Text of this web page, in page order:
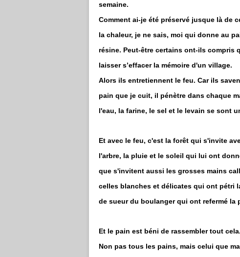
semaine.
Comment ai-je été préservé jusque là de
la chaleur, je ne sais, moi qui donne au
résine. Peut-être certains ont-ils compris
laisser s’effacer la mémoire d'un village.
Alors ils entretiennent le feu. Car ils
pain que je cuit, il pénètre dans chaque
l'eau, la farine, le sel et le levain se sont
Et avec le feu, c'est la forêt qui s'invite
l'arbre, la pluie et le soleil qui lui ont
que s'invitent aussi les grosses mains
celles blanches et délicates qui ont pétri
de sueur du boulanger qui ont refermé la
Et le pain est béni de rassembler tout cela.
Non pas tous les pains, mais celui que